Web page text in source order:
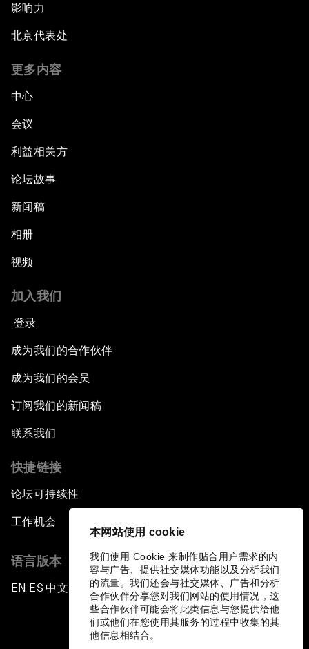
本网站使用 cookie
我们使用 Cookie 来制作贴合用户需求的内
容与广告、提供社交媒体功能以及分析我们
的流量。我们还会与社交媒体、广告和分析
合作伙伴分享您对我们网站的使用情况，这
些合作伙伴可能会将此类信息与您提供给他
们或他们在您使用其服务的过程中收集的其
他信息相结合。
影响力
北京代表处
更多内容
中心
会议
利益相关方
论坛故事
新闻稿
相册
视频
加入我们
登录
成为我们的合作伙伴
成为我们的会员
订阅我们的新闻稿
联系我们
快捷链接
论坛可持续性
工作机会
语言版本
EN ▪ES▪中文▪ 日本語